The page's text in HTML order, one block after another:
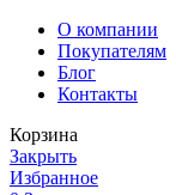
О компании
Покупателям
Блог
Контакты
Корзина
Закрыть
Избранное